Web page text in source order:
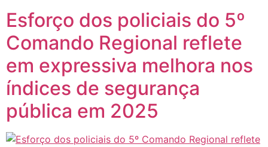
Esforço dos policiais do 5º
Comando Regional reflete
em expressiva melhora nos
índices de segurança
pública em 2025